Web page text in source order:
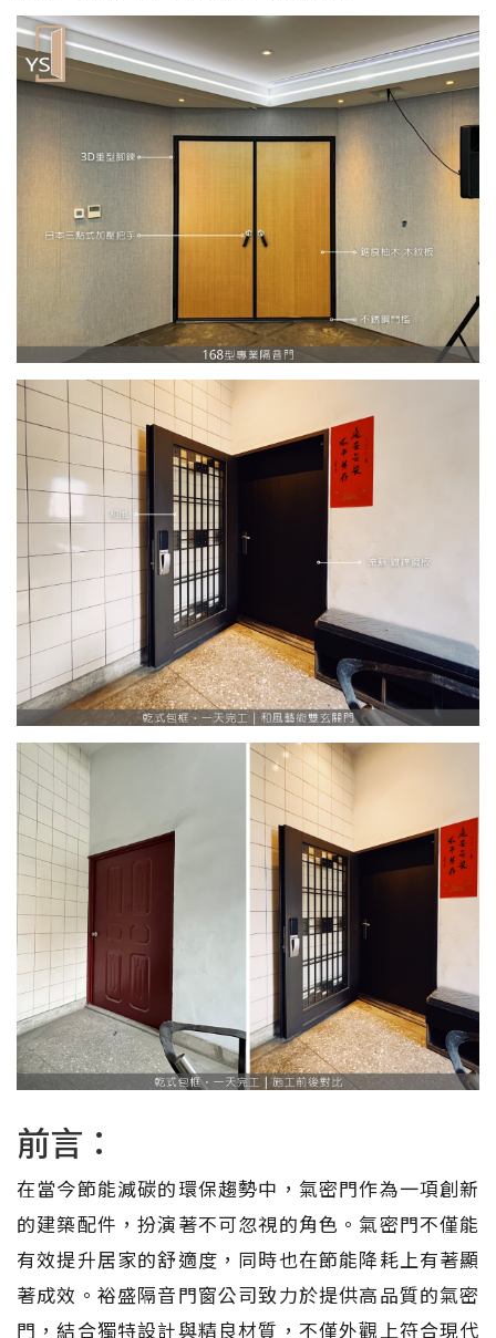
前言：
在當今節能減碳的環保趨勢中，氣密門作為一項創新
的建築配件，扮演著不可忽視的角色。氣密門不僅能
有效提升居家的舒適度，同時也在節能降耗上有著顯
著成效。裕盛隔音門窗公司致力於提供高品質的氣密
門，結合獨特設計與精良材質，不僅外觀上符合現代